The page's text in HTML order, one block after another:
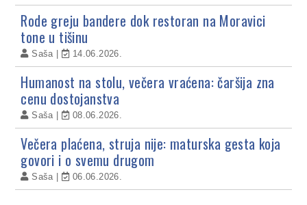
Rode greju bandere dok restoran na Moravici
tone u tišinu
Saša 14.06.2026.
Humanost na stolu, večera vraćena: čaršija zna
cenu dostojanstva
Saša 08.06.2026.
Večera plaćena, struja nije: maturska gesta koja
govori i o svemu drugom
Saša 06.06.2026.